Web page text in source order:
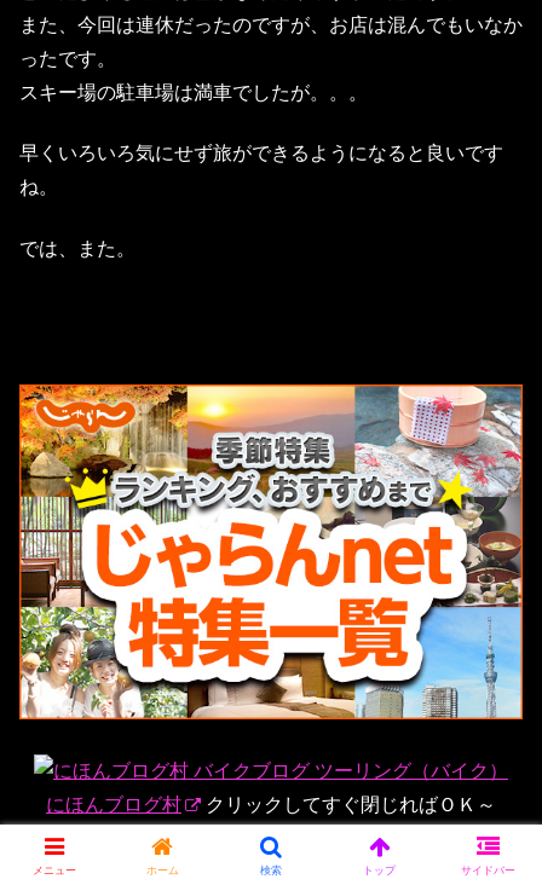
また、今回は連休だったのですが、お店は混んでもいなか
ったです。
スキー場の駐車場は満車でしたが。。。
早くいろいろ気にせず旅ができるようになると良いです
ね。
では、また。
にほんブログ村 クリックしてすぐ閉じればＯＫ～
ツーリング 観光・遊び
メニュー ホーム 検索 トップ サイドバー